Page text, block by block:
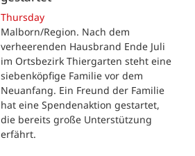
Thursday
Malborn/Region. Nach dem
verheerenden Hausbrand Ende Juli
im Ortsbezirk Thiergarten steht eine
siebenköpfige Familie vor dem
Neuanfang. Ein Freund der Familie
hat eine Spendenaktion gestartet,
die bereits große Unterstützung
erfährt.